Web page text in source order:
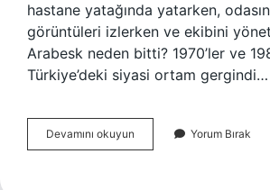
hastane yatağında yatarken,
görüntüleri izlerken ve ekibini
Arabesk neden bitti? 1970’ler ve
Türkiye’deki siyasi ortam gergindi…
Devamını okuyun Türkiyede
Arabesk
Yorum Bırak